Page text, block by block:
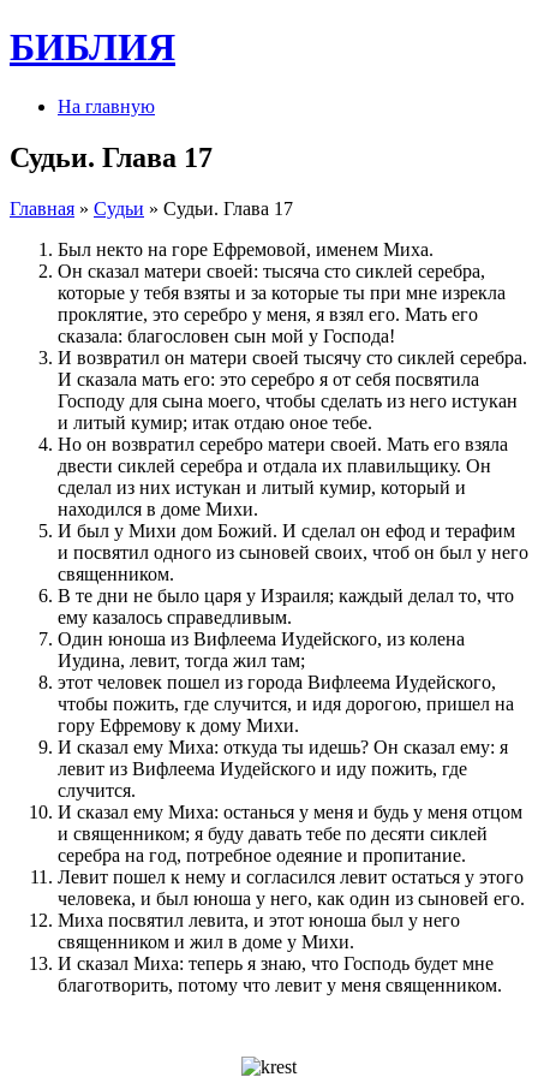
БИБЛИЯ
На главную
Судьи. Глава 17
Главная » Судьи » Судьи. Глава 17
Был некто на горе Ефремовой, именем Миха.
Он сказал матери своей: тысяча сто сиклей серебра,
которые у тебя взяты и за которые ты при мне изрекла
проклятие, это серебро у меня, я взял его. Мать его
сказала: благословен сын мой у Господа!
И возвратил он матери своей тысячу сто сиклей серебра.
И сказала мать его: это серебро я от себя посвятила
Господу для сына моего, чтобы сделать из него истукан
и литый кумир; итак отдаю оное тебе.
Но он возвратил серебро матери своей. Мать его взяла
двести сиклей серебра и отдала их плавильщику. Он
сделал из них истукан и литый кумир, который и
находился в доме Михи.
И был у Михи дом Божий. И сделал он ефод и терафим
и посвятил одного из сыновей своих, чтоб он был у него
священником.
В те дни не было царя у Израиля; каждый делал то, что
ему казалось справедливым.
Один юноша из Вифлеема Иудейского, из колена
Иудина, левит, тогда жил там;
этот человек пошел из города Вифлеема Иудейского,
чтобы пожить, где случится, и идя дорогою, пришел на
гору Ефремову к дому Михи.
И сказал ему Миха: откуда ты идешь? Он сказал ему: я
левит из Вифлеема Иудейского и иду пожить, где
случится.
И сказал ему Миха: останься у меня и будь у меня отцом
и священником; я буду давать тебе по десяти сиклей
серебра на год, потребное одеяние и пропитание.
Левит пошел к нему и согласился левит остаться у этого
человека, и был юноша у него, как один из сыновей его.
Миха посвятил левита, и этот юноша был у него
священником и жил в доме у Михи.
И сказал Миха: теперь я знаю, что Господь будет мне
благотворить, потому что левит у меня священником.